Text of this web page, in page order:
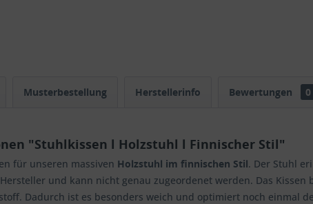
Musterbestellung Herstellerinfo Bewertungen 0
"Stuhlkissen l Holzstuhl l Finnischer Stil"
für unseren massiven Holzstuhl im finnischen Stil. Der Stuhl
und kann nicht genau zugeordenet werden. Das
Dadurch ist es besonders weich und optimiert noch einmal